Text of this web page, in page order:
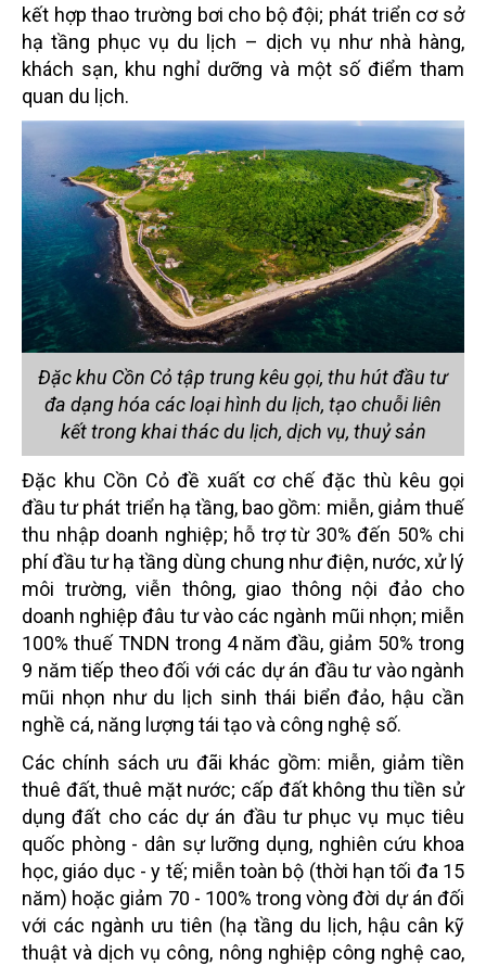
kết hợp thao trường bơi cho bộ đội; phát triển cơ sở
hạ tầng phục vụ du lịch – dịch vụ như nhà hàng,
khách sạn, khu nghỉ dưỡng và một số điểm tham
quan du lịch.
Đặc khu Cồn Cỏ tập trung kêu gọi, thu hút đầu tư
đa dạng hóa các loại hình du lịch, tạo chuỗi liên
kết trong khai thác du lịch, dịch vụ, thuỷ sản
Đặc khu Cồn Cỏ đề xuất cơ chế đặc thù kêu gọi
đầu tư phát triển hạ tầng, bao gồm: miễn, giảm thuế
thu nhập doanh nghiệp; hỗ trợ từ 30% đến 50% chi
phí đầu tư hạ tầng dùng chung như điện, nước, xử lý
môi trường, viễn thông, giao thông nội đảo cho
doanh nghiệp đâu tư vào các ngành mũi nhọn; miễn
100% thuế TNDN trong 4 năm đầu, giảm 50% trong
9 năm tiếp theo đối với các dự án đầu tư vào ngành
mũi nhọn như du lịch sinh thái biển đảo, hậu cần
nghề cá, năng lượng tái tạo và công nghệ số.
Các chính sách ưu đãi khác gồm: miễn, giảm tiền
thuê đất, thuê mặt nước; cấp đất không thu tiền sử
dụng đất cho các dự án đầu tư phục vụ mục tiêu
quốc phòng - dân sự lưỡng dụng, nghiên cứu khoa
học, giáo dục - y tế; miễn toàn bộ (thời hạn tối đa 15
năm) hoặc giảm 70 - 100% trong vòng đời dự án đối
với các ngành ưu tiên (hạ tầng du lịch, hậu cân kỹ
thuật và dịch vụ công, nông nghiệp công nghệ cao,